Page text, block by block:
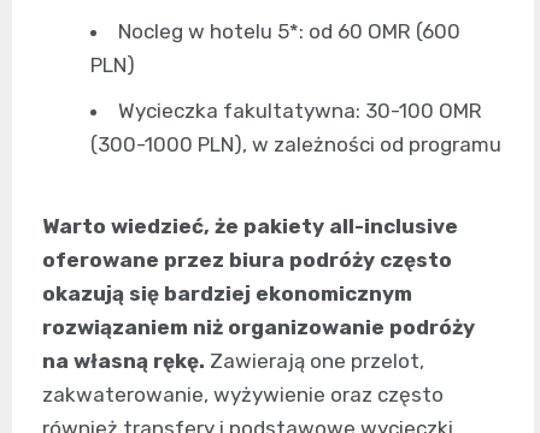
Nocleg w hotelu 5*: od 60 OMR (600
PLN)
Wycieczka fakultatywna: 30-100 OMR
(300-1000 PLN), w zależności od programu
Warto wiedzieć, że pakiety all-inclusive
oferowane przez biura podróży często
okazują się bardziej ekonomicznym
rozwiązaniem niż organizowanie podróży
na własną rękę. Zawierają one przelot,
zakwaterowanie, wyżywienie oraz często